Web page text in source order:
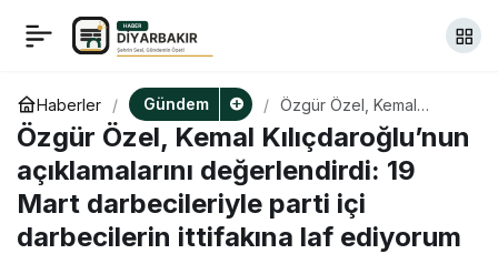
Haberler Gündem
Özgür Özel, Kemal
Kılıçdaroğlu’nun
açıklamalarını
değerlendirdi: 19 Mart
darbecileriyle parti içi
darbecilerin ittifakına laf
ediyorum
Özgür Özel, Kemal Kılıçdaroğlu’nun
açıklamalarını değerlendirdi: 19
Mart darbecileriyle parti içi
darbecilerin ittifakına laf ediyorum
Ömer Çelik’ten İsrailli
bakanın Küresel Sumud
Filosu’na yönelik
şiddetine tepki
Paylaş